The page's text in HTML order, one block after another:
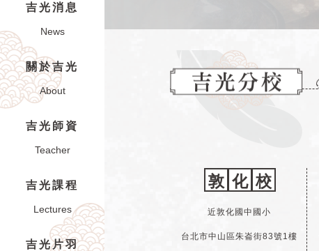
吉光消息
News
關於吉光
About
吉光師資
Teacher
吉光課程
Lectures
吉光片羽
敦 化 校
近敦化國中國小
台北市中山區朱崙街83號1樓